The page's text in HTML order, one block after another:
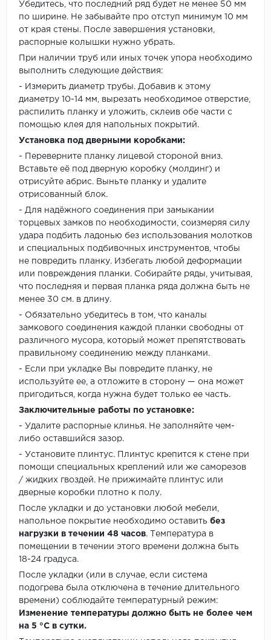
Убедитесь, что последний ряд будет не менее 50 мм
по ширине. Не забывайте про отступ минимум 10 мм
от края стены. После завершения установки,
распорные колышки нужно убрать.
При наличии труб или иных точек упора необходимо
выполнить следующие действия:
- Измерить диаметр трубы. Добавив к этому
диаметру 10-14 мм, вырезать необходимое отверстие,
распилить планку и уложить, склеив обе части с
помощью клея для напольных покрытий.
Установка под дверными коробками:
- Переверните планку лицевой стороной вниз.
Вставьте её под дверную коробку (молдинг) и
отрисуйте абрис. Выньте планку и удалите
отрисованный блок.
- Для надёжного соединения при замыкании
торцевых замков по необходимости, соизмеряя силу
удара подбить ладонью без использования молотков
и специальных подбивочных инструментов, чтобы
не повредить планку. Избегать любой деформации
или повреждения планки. Собирайте ряды, учитывая,
что последняя и первая планка ряда должна быть не
менее 30 см. в длину.
- Обязательно убедитесь в том, что каналы
замкового соединения каждой планки свободны от
различного мусора, который может препятствовать
правильному соединению между планками.
- Если при укладке Вы повредите планку, не
используйте ее, а отложите в сторону — она может
пригодиться, когда нужна будет только ее часть.
Заключительные работы по установке:
- Удалите распорные клинья. Не заполняйте чем-
либо оставшийся зазор.
- Установите плинтус. Плинтус крепится к стене при
помощи специальных креплений или же саморезов
/ жидких гвоздей. Не прижимайте плинтус или
дверные коробки плотно к полу.
После укладки и до установки любой мебели,
напольное покрытие необходимо оставить без
нагрузки в течении 48 часов. Температура в
помещении в течении этого времени должна быть
18-24 градуса.
После укладки (или в случае, если система
подогрева была отключена в течение длительного
времени) соблюдайте температурный режим:
Изменение температуры должно быть не более чем
на 5 °C в сутки.